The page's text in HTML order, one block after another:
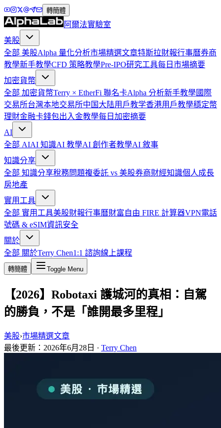
轉簡體
阿爾法實驗室
美股
全部 美股Alpha 量化分析市場精選文章特斯拉財報行事曆券商
教學新手教學CFD 策略教學Pre-IPO研究工具每日市場摘要
加密貨幣
全部 加密貨幣Terry × EtherFi 聯名卡Alpha 分析新手教學國際
交易所台灣本地交易所中国大陆用戶教学香港用戶教學穩定幣
理財金融卡錢包出入金教學每日加密摘要
AI
全部 AIAI 知識AI 教學AI 創作者教學AI 敘事
知識分享
全部 知識分享稅務問題複委託 vs 美股券商財經知識個人成長
房地產
實用工具
全部 實用工具美股財報行事曆財富自由 FIRE 計算器VPN電話
號碼 & eSIM資訊安全
關於
全部 關於Terry Chen1:1 諮詢線上課程
轉簡體 Toggle Menu
【2026】Robotaxi 護城河的真相：自駕
的勝負，不是「誰開最多里程」
美股›市場精選文章
最後更新： 2026年6月28日 · Terry Chen